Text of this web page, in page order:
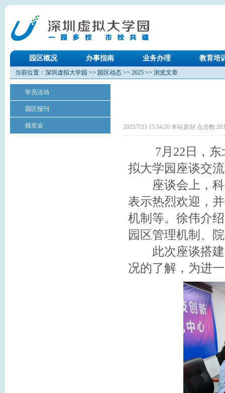
园区概况 办事指南 业务办理 教育培
当前位置： 深圳虚拟大学园 >> 园区动态 >> 2025 >> 浏览文章
学员活动
园区报刊
校友会 2025/7/23 15:54:20 本站原创 点击数:
7月22日，东北
拟大学园座谈交
座谈会上，科
表示热烈欢迎，
机制等。徐伟介
园区管理机制、
此次座谈搭建
况的了解，为进